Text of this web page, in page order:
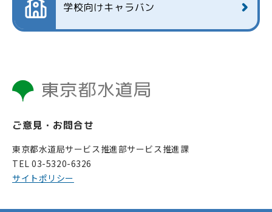
学校向けキャラバン
ご意見・お問合せ
東京都水道局サービス推進部サービス推進課
TEL 03-5320-6326
サイトポリシー